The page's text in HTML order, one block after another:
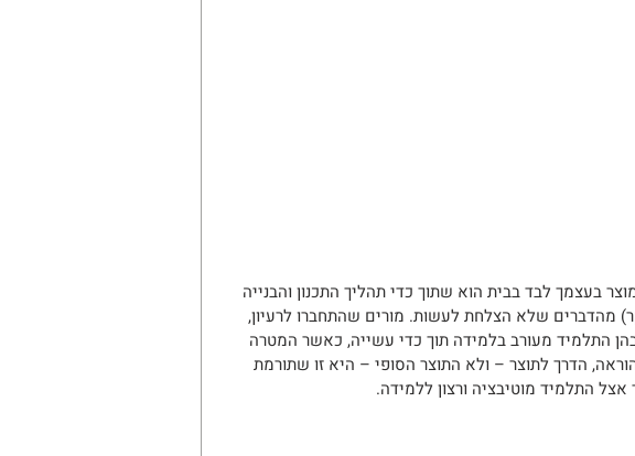
בעצמך לבד בבית הוא שתוך כדי תהליך התכנון והבנייה
מהדברים שלא הצלחת לעשות. מורים שהתחברו לרעיון,
התלמיד מעורב בלמידה תוך כדי עשייה, כאשר המטרה
הדרך לתוצר – ולא התוצר הסופי – היא זו שתורמת
התלמיד מוטיבציה ורצון ללמידה.